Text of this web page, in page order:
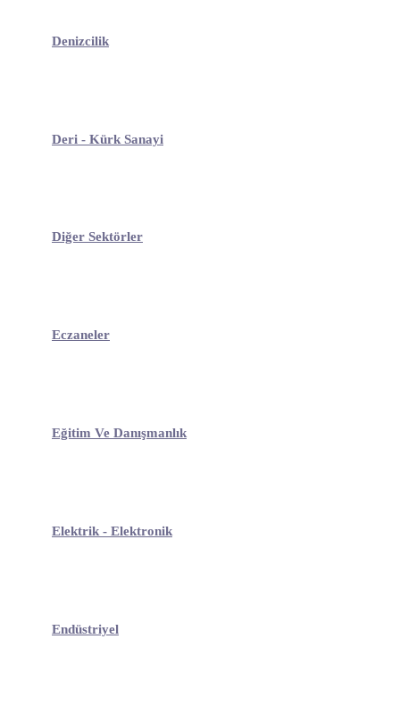
Denizcilik
Deri - Kürk Sanayi
Diğer Sektörler
Eczaneler
Eğitim Ve Danışmanlık
Elektrik - Elektronik
Endüstriyel